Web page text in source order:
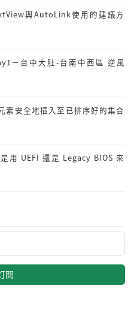
與AutoLink使用的建議方
－台中大肚-台南中西區 逆風
素安全地插入至已排序好的集合
用 UEFI 還是 Legacy BIOS 來
閱